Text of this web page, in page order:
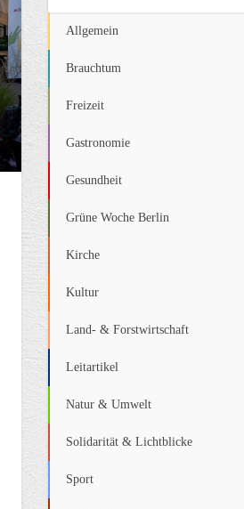
Allgemein
Brauchtum
Freizeit
Gastronomie
Gesundheit
Grüne Woche Berlin
Kirche
Kultur
Land- & Forstwirtschaft
Leitartikel
Natur & Umwelt
Solidarität & Lichtblicke
Sport